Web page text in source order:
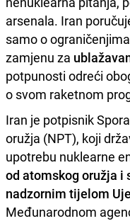
arsenala. Iran
samo o
zamjenu za
potpunosti odreći
o svom raketnom
Iran je potpisnik
oružja (NPT), koji
upotrebu nuklearne
od atomskog oružja i
nadzornim tijelom
Međunarodnom